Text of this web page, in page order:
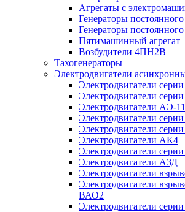
Агрегаты с
Генераторы
Генераторы
Пятимашинный агрегат
Возбудители 4ПН2В
Тахогенераторы
Электродвигатели
Электродвигатели
Электродвигатели
Электродвигатели АЭ-
Электродвигатели
Электродвигатели
Электродвигатели АК4
Электродвигатели
Электродвигатели АЗД
Электродвигатели
Электродвигатели
ВАО2
Электродвигатели